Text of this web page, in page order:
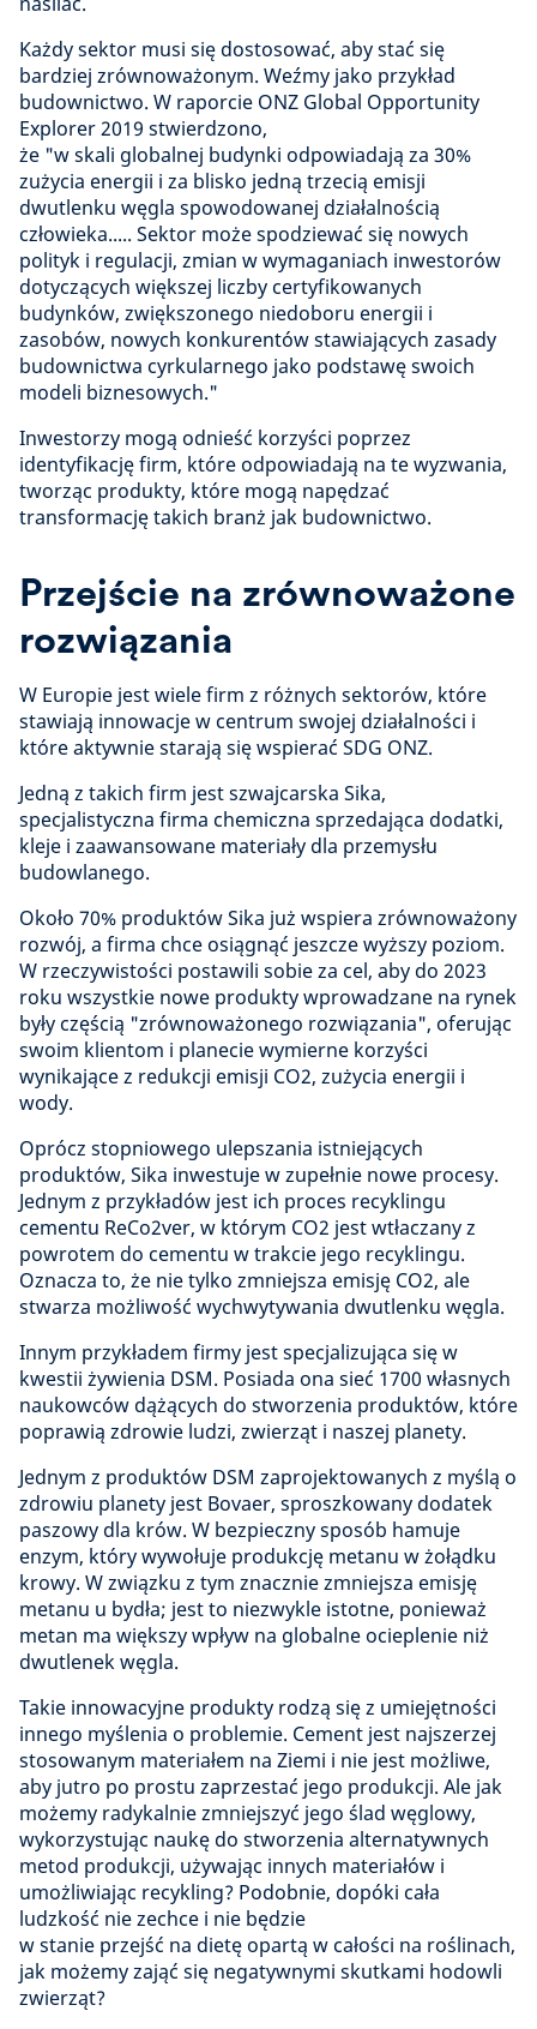
Każdy sektor musi się dostosować, aby stać się
bardziej zrównoważonym. Weźmy jako przykład
budownictwo. W raporcie ONZ Global Opportunity
Explorer 2019 stwierdzono,
że "w skali globalnej budynki odpowiadają za 30%
zużycia energii i za blisko jedną trzecią emisji
dwutlenku węgla spowodowanej działalnością
człowieka..... Sektor może spodziewać się nowych
polityk i regulacji, zmian w wymaganiach inwestorów
dotyczących większej liczby certyfikowanych
budynków, zwiększonego niedoboru energii i
zasobów, nowych konkurentów stawiających zasady
budownictwa cyrkularnego jako podstawę swoich
modeli biznesowych."
Inwestorzy mogą odnieść korzyści poprzez
identyfikację firm, które odpowiadają na te wyzwania,
tworząc produkty, które mogą napędzać
transformację takich branż jak budownictwo.
Przejście na zrównoważone
rozwiązania
W Europie jest wiele firm z różnych sektorów, które
stawiają innowacje w centrum swojej działalności i
które aktywnie starają się wspierać SDG ONZ.
Jedną z takich firm jest szwajcarska Sika,
specjalistyczna firma chemiczna sprzedająca dodatki,
kleje i zaawansowane materiały dla przemysłu
budowlanego.
Około 70% produktów Sika już wspiera zrównoważony
rozwój, a firma chce osiągnąć jeszcze wyższy poziom.
W rzeczywistości postawili sobie za cel, aby do 2023
roku wszystkie nowe produkty wprowadzane na rynek
były częścią "zrównoważonego rozwiązania", oferując
swoim klientom i planecie wymierne korzyści
wynikające z redukcji emisji CO2, zużycia energii i
wody.
Oprócz stopniowego ulepszania istniejących
produktów, Sika inwestuje w zupełnie nowe procesy.
Jednym z przykładów jest ich proces recyklingu
cementu ReCo2ver, w którym CO2 jest wtłaczany z
powrotem do cementu w trakcie jego recyklingu.
Oznacza to, że nie tylko zmniejsza emisję CO2, ale
stwarza możliwość wychwytywania dwutlenku węgla.
Innym przykładem firmy jest specjalizująca się w
kwestii żywienia DSM. Posiada ona sieć 1700 własnych
naukowców dążących do stworzenia produktów, które
poprawią zdrowie ludzi, zwierząt i naszej planety.
Jednym z produktów DSM zaprojektowanych z myślą o
zdrowiu planety jest Bovaer, sproszkowany dodatek
paszowy dla krów. W bezpieczny sposób hamuje
enzym, który wywołuje produkcję metanu w żołądku
krowy. W związku z tym znacznie zmniejsza emisję
metanu u bydła; jest to niezwykle istotne, ponieważ
metan ma większy wpływ na globalne ocieplenie niż
dwutlenek węgla.
Takie innowacyjne produkty rodzą się z umiejętności
innego myślenia o problemie. Cement jest najszerzej
stosowanym materiałem na Ziemi i nie jest możliwe,
aby jutro po prostu zaprzestać jego produkcji. Ale jak
możemy radykalnie zmniejszyć jego ślad węglowy,
wykorzystując naukę do stworzenia alternatywnych
metod produkcji, używając innych materiałów i
umożliwiając recykling? Podobnie, dopóki cała
ludzkość nie zechce i nie będzie
w stanie przejść na dietę opartą w całości na roślinach,
jak możemy zająć się negatywnymi skutkami hodowli
zwierząt?